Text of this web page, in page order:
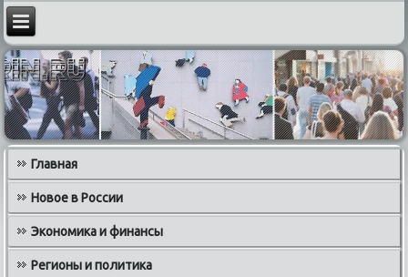
Главная
Новое в России
Экономика и финансы
Регионы и политика